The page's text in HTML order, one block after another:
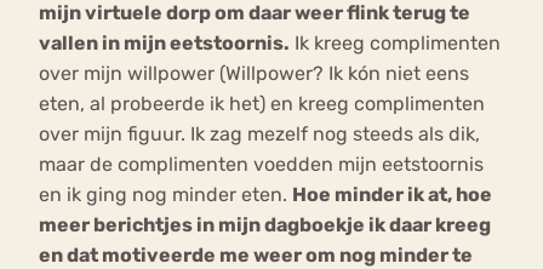
mijn virtuele dorp om daar weer flink terug te
vallen in mijn eetstoornis. Ik kreeg complimenten
over mijn willpower (Willpower? Ik kón niet eens
eten, al probeerde ik het) en kreeg complimenten
over mijn figuur. Ik zag mezelf nog steeds als dik,
maar de complimenten voedden mijn eetstoornis
en ik ging nog minder eten. Hoe minder ik at, hoe
meer berichtjes in mijn dagboekje ik daar kreeg
en dat motiveerde me weer om nog minder te